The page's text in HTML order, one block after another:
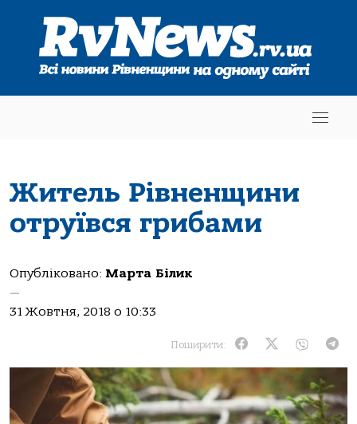
Житель Рівненщини
отруївся грибами
Опубліковано: Марта Білик
—
31 Жовтня, 2018 о 10:33
Поширити: